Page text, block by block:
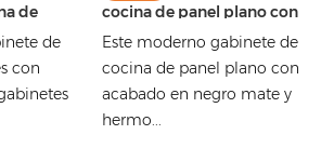
de
de
con
cocina de panel plano con
acabado lacado negro mate
de estilo moderno con
hermosa encimera de
cuarzo
Este moderno gabinete de
cocina de panel plano con
acabado en negro mate y
hermo...